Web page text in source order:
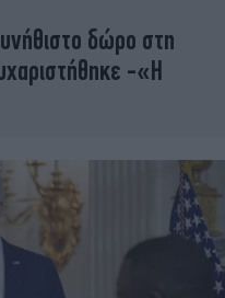
THE OCEAN
ELAMEFORA
δώρο στη
-«Η